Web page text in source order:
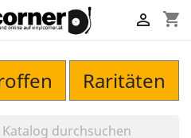
shopping_cart

Raritäten